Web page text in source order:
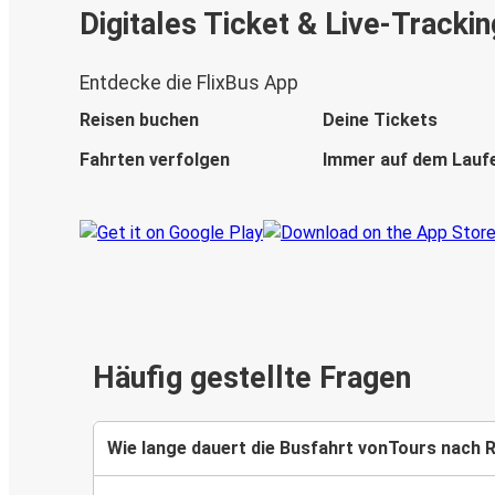
Digitales Ticket & Live-
Entdecke die FlixBus App
Reisen buchen
Deine Tickets
Fahrten verfolgen
Immer auf dem
Häufig gestellte Fragen
Wie lange dauert die Busfahrt vonTours nach